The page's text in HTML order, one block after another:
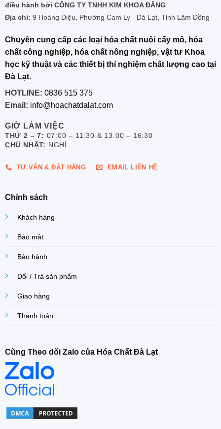
điều hành bởi CÔNG TY TNHH KIM KHOA ĐĂNG
Địa chỉ: 9 Hoàng Diệu, Phường Cam Ly - Đà Lạt, Tỉnh Lâm Đồng
Chuyên cung cấp các loại hóa chất nuôi cấy mô, hóa
chất công nghiệp, hóa chất nông nghiệp, vật tư Khoa
học kỹ thuật và các thiết bị thí nghiệm chất lượng cao tại
Đà Lạt.
HOTLINE: 0836 515 375
Email: info@hoachatdalat.com
GIỜ LÀM VIỆC
THỨ 2 – 7: 07:00 – 11:30 & 13:00 – 16:30
CHỦ NHẬT: NGHỈ
TƯ VẤN & ĐẶT HÀNG EMAIL LIÊN HỆ
Chính sách
Khách hàng
Bảo mật
Bảo hành
Đổi / Trả sản phẩm
Giao hàng
Thanh toán
Cùng Theo dõi Zalo của Hóa Chất Đà Lạt